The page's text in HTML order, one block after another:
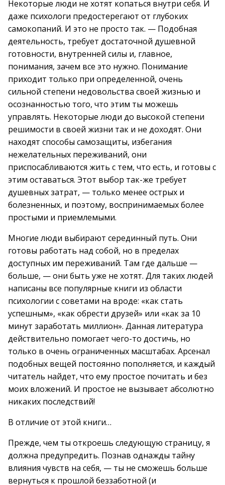
Некоторые люди не хотят копаться внутри себя. И
даже психологи предостерегают от глубоких
самокопаний. И это не просто так. — Подобная
деятельность, требует достаточной душевной
готовности, внутренней силы и, главное,
понимания, зачем все это нужно. Понимание
приходит только при определенной, очень
сильной степени недовольства своей жизнью и
осознанностью того, что этим ты можешь
управлять. Некоторые люди до высокой степени
решимости в своей жизни так и не доходят. Они
находят способы самозащиты, избегания
нежелательных переживаний, они
приспосабливаются жить с тем, что есть, и готовы с
этим оставаться. Этот выбор так-же требует
душевных затрат, — только менее острых и
болезненных, и поэтому, воспринимаемых более
простыми и приемлемыми.
Многие люди выбирают серединный путь. Они
готовы работать над собой, но в пределах
доступных им переживаний. Там где дальше —
больше, — они быть уже не хотят. Для таких людей
написаны все популярные книги из области
психологии с советами на вроде: «как стать
успешным», «как обрести друзей» или «как за 10
минут заработать миллион». Данная литература
действительно помогает чего-то достичь, но
только в очень ограниченных масштабах. Арсенал
подобных вещей постоянно пополняется, и каждый
читатель найдет, что ему простое почитать и без
моих вложений. И простое не вызывает абсолютно
никаких последствий!
В отличие от этой книги…
Прежде, чем ты откроешь следующую страницу, я
должна предупредить. Познав однажды тайну
влияния чувств на себя, — ты не сможешь больше
вернуться к прошлой беззаботной (и